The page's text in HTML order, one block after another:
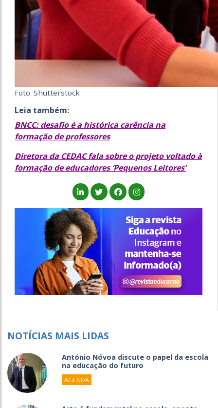
Foto: Shutterstock
Leia também:
BNCC: desafio é a histórica carência na
formação de professores
Diretora da CEDAC fala sobre o projeto voltado à
formação de educadores ‘Pequenos Leitores’
NOTÍCIAS MAIS LIDAS
António Nóvoa discute o papel da escola
na educação do futuro
AGENDA